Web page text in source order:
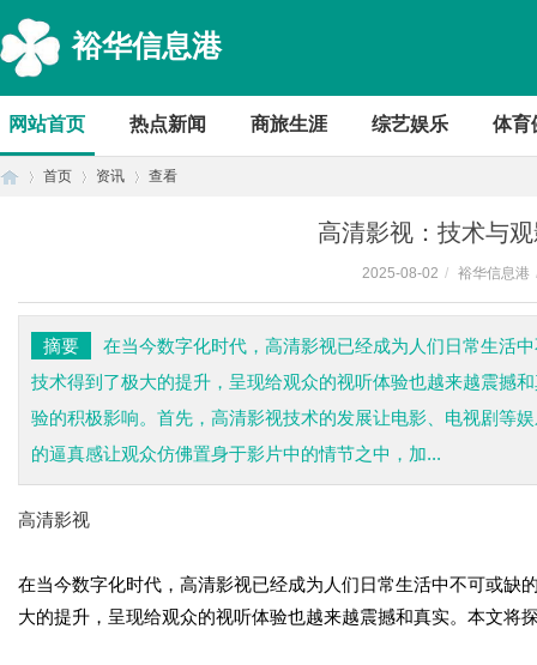
裕华信息港
网站首页 热点新闻 商旅生涯 综艺娱乐 体育
首页 资讯 查看
高清影视：技术与
2025-08-02 / 裕华信息港
摘要
在当今数字化时代，高清影视已经成为人们日常生活
技术得到了极大的提升，呈现给观众的视听体验也越来越震撼
验的积极影响。首先，高清影视技术的发展让电影、电视剧等
的逼真感让观众仿佛置身于影片中的情节之中，加...
高清影视
在当今数字化时代，高清影视已经成为人们日常生活中不可或缺
大的提升，呈现给观众的视听体验也越来越震撼和真实。本文